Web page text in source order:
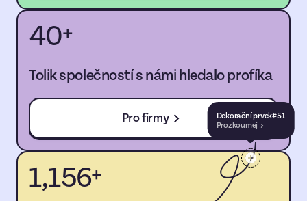
40+
Tolik společností s námi hledalo profíka
Pro firmy
1,156+
Dekorační prvek#51
Prozkoumej